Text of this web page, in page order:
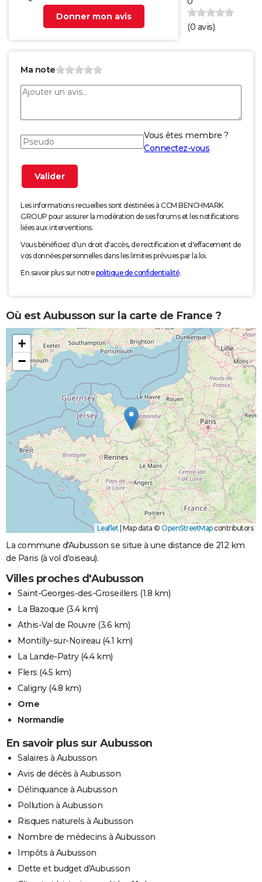
Donner mon avis
(0 avis)
Ma note
Vous êtes membre ?
Connectez-vous
Les informations recueillies sont destinées à CCM BENCHMARK
GROUP pour assurer la modération de ses forums et les notifications
liées aux interventions.
Vous bénéficiez d'un droit d'accès, de rectification et d'effacement de
vos données personnelles dans les limites prévues par la loi.
En savoir plus sur notrepolitique de confidentialité.
Où est Aubusson sur la carte de France ?
+
−
Leaflet Map data © OpenStreetMapcontributors
La commune d'Aubusson se situe à une distance de 212 km
de Paris (à vol d'oiseau).
Villes proches d'Aubusson
Saint-Georges-des-Groseillers (1.8 km)
La Bazoque (3.4 km)
Athis-Val de Rouvre (3.6 km)
Montilly-sur-Noireau (4.1 km)
La Lande-Patry(4.4 km)
Flers (4.5 km)
Caligny(4.8 km)
Orne
Normandie
En savoir plus sur Aubusson
Salaires à Aubusson
Avis de décès à Aubusson
Délinquance à Aubusson
Pollution à Aubusson
Risques naturels à Aubusson
Nombre de médecins à Aubusson
Impôts à Aubusson
Dette et budget d'Aubusson